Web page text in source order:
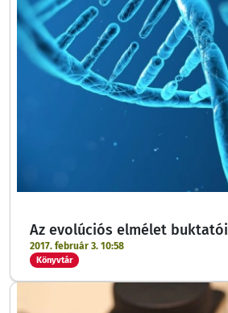
Az evolúciós elmélet buktatói
2017. február 3. 10:58
Könyvtár